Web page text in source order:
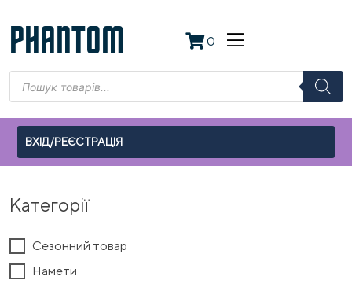
to
content
PHANTOM 0
Пошук
товарів
ВХІД/РЕЄСТРАЦІЯ
Категорії
Сезонний товар
Намети